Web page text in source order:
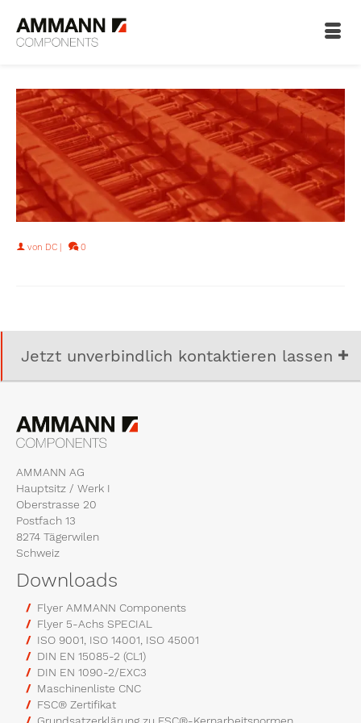
von DC 0
Jetzt unverbindlich kontaktieren lassen
AMMANN AG
Hauptsitz / Werk I
Oberstrasse 20
Postfach 13
8274 Tägerwilen
Schweiz
Downloads
Flyer AMMANN Components
Flyer 5-Achs SPECIAL
ISO 9001, ISO 14001, ISO 45001
DIN EN 15085-2 (CL1)
DIN EN 1090-2/EXC3
Maschinenliste CNC
FSC® Zertifikat